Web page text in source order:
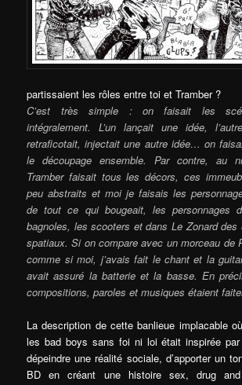
partissaient les rôles entre toi et Tramber ?
C’est très simple : on faisait les
intégralement. L’un lançait une idée,
retraficotait, injectait une autre idée… on
le découpage ensemble. Par contre, au
Tramber faisait tous les décors, ces
peu abstraits et moi je faisais les
de tout ce qui bougeait, les personnages
bagnoles, les scooters et dans Le Zonard
spatiaux. Si on compare avec un morceau de
comme si moi, j’avais fait le chant et la
avait assuré la batterie et la basse. En
compositions, paroles et musiques étaient
La description de cette banlieue implacable
les bad boys sans foi ni loi était inspirée par
dépeindre une réalité sociale, d’apporter un
BD en créant une histoire sex, drug